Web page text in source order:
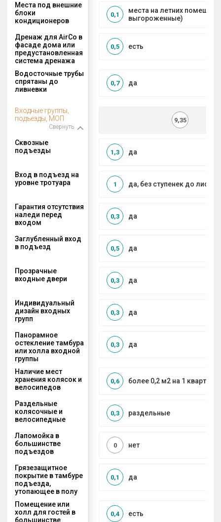
Места под внешние
блоки
кондиционеров
места на летних
выгороженные)
0,1
Дренаж для AirCo в
фасаде дома или
предустановленная
система дренажа
есть
0,5
Водосточные трубы
спрятаны до
ливневки
да
0,7
Входные группы,
подъезды, МОП
Свернуть
9,35
Сквозные
подъезды
да
1,3
Вход в подъезд на
уровне тротуара
да, без ступенек до лифта
1
Гарантия отсутствия
наледи перед
входом
да
0,3
Заглубленный вход
в подъезд
да
0,5
Прозрачные
входные двери
да
0,3
Индивидуальный
дизайн входных
групп
да
0,3
Панорамное
остекление тамбура
или холла входной
группы
да
0,3
Наличие мест
хранения колясок и
велосипедов
более 0,2 м2 на 1 квартиру
0,6
Раздельные
колясочные и
велосипедные
раздельные
0,3
Лапомойка в
большинстве
подъездов
нет
0
Грязезащитное
покрытие в тамбуре
подъезда,
утопающее в полу
да
0,1
Помещение или
холл для гостей в
большинстве
есть
0,4